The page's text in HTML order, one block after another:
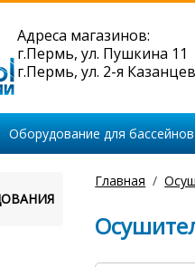
Адреса магазинов:
г.Пермь, ул. Пушкина 11
г.Пермь, ул. 2-я
Оборудование для бассейнов
Главная